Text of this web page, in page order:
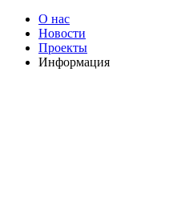
О нас
Новости
Проекты
Информация